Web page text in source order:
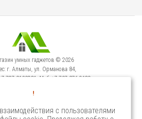
умных гаджетов © 2026
г. Алматы, ул. Орманова 84,
727-3100231, Моб: +7-707-376-9129
Центр: г. Алматы, ул. Орманова 84.
!
с пользователями